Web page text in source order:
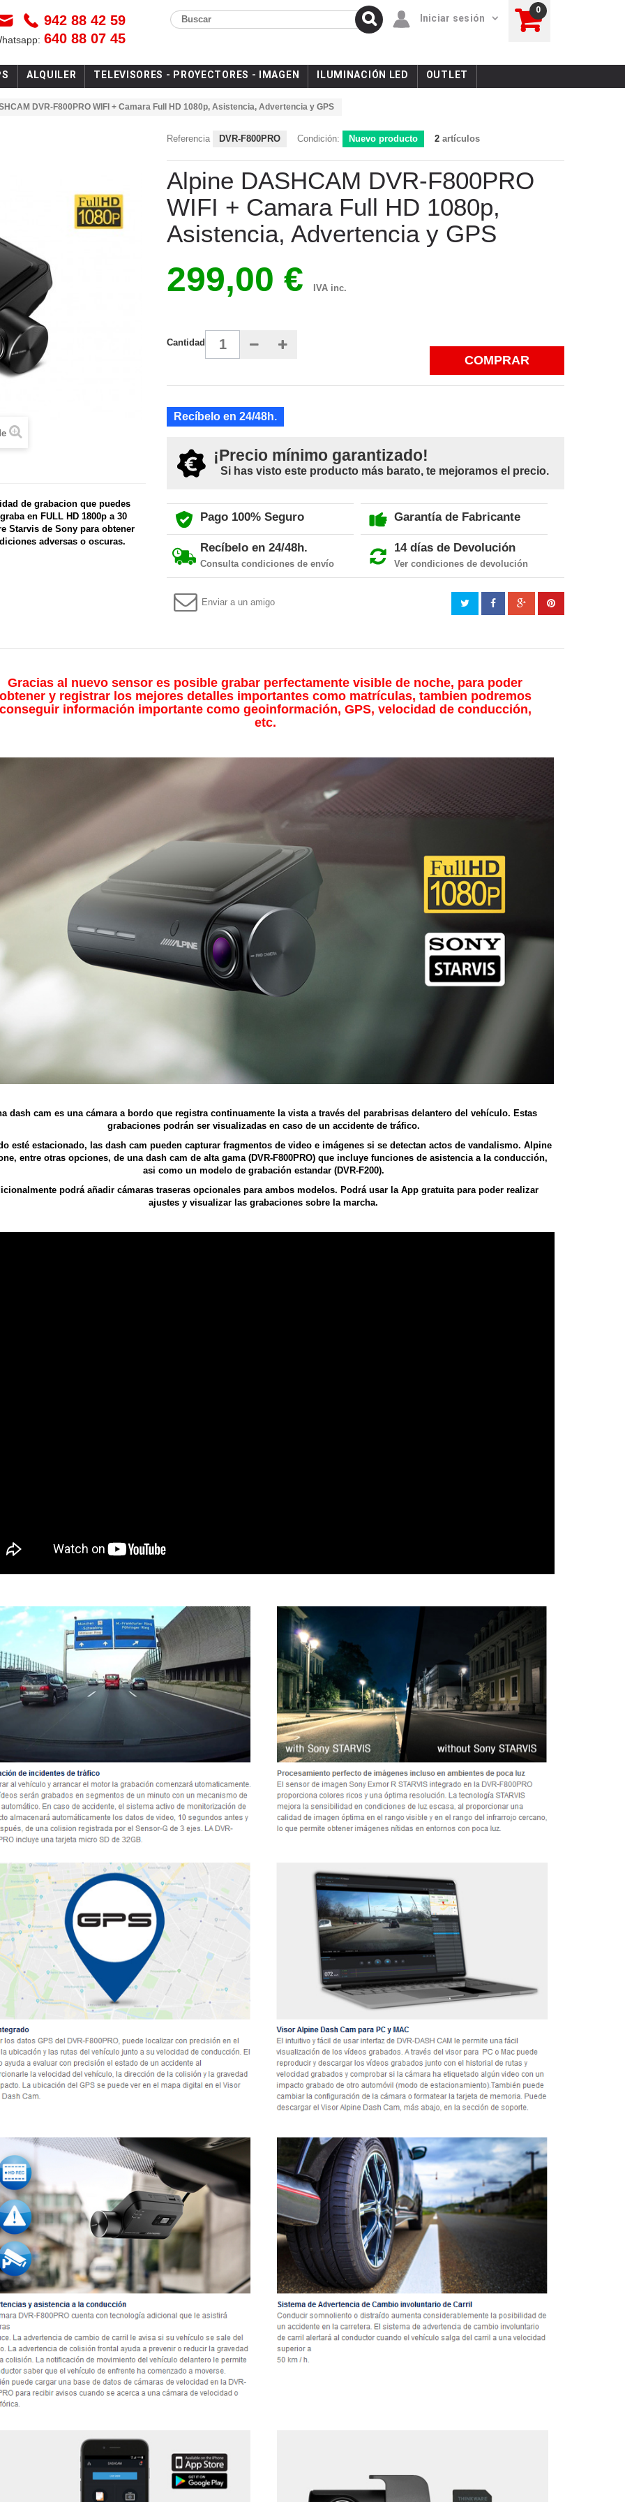
942 88 42 59
640 88 07 45
Buscar Iniciar sesión
0
ALQUILER TELEVISORES - PROYECTORES - IMAGEN ILUMINACIÓN LED OUTLET
DVR-F800PRO WIFI + Camara Full HD 1080p, Asistencia, Advertencia y GPS
de grabacion que puedes
en FULL HD 1800p a 30
Starvis de Sony para obtener
adversas o oscuras.
Referencia DVR-F800PRO Condición: Nuevo producto 2 artículos
Alpine DASHCAM DVR-F800PRO
WIFI + Camara Full HD 1080p,
Asistencia, Advertencia y GPS
299,00 € IVA inc.
Cantidad
COMPRAR
Recíbelo en 24/48h.
¡Precio mínimo garantizado!
Si has visto este producto más barato, te mejoramos el precio.
Pago 100% Seguro Garantía de Fabricante
Recíbelo en 24/48h.
Consulta condiciones de envío
14 días de Devolución
Ver condiciones de devolución
Enviar a un amigo
Gracias al nuevo sensor es posible grabar perfectamente visible de noche, para poder
y registrar los mejores detalles importantes como matrículas, tambien podremos
información importante como geoinformación, GPS, velocidad de conducción,
etc.
dash cam es una cámara a bordo que registra continuamente la vista a través del parabrisas delantero del vehículo. Estas
grabaciones podrán ser visualizadas en caso de un accidente de tráfico.
esté estacionado, las dash cam pueden capturar fragmentos de video e imágenes si se detectan actos de vandalismo. Alpine
entre otras opciones, de una dash cam de alta gama (DVR-F800PRO) que incluye funciones de asistencia a la conducción,
asi como un modelo de grabación estandar (DVR-F200).
podrá añadir cámaras traseras opcionales para ambos modelos. Podrá usar la App gratuita para poder realizar
ajustes y visualizar las grabaciones sobre la marcha.